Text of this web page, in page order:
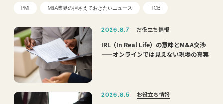
PMI M&A業界の押さえておきたいニュース TOB
2026.8.7 お役立ち情報
IRL（In Real Life）の意味とM&A交渉
——オンラインでは見えない現場の真実
2026.8.5 お役立ち情報